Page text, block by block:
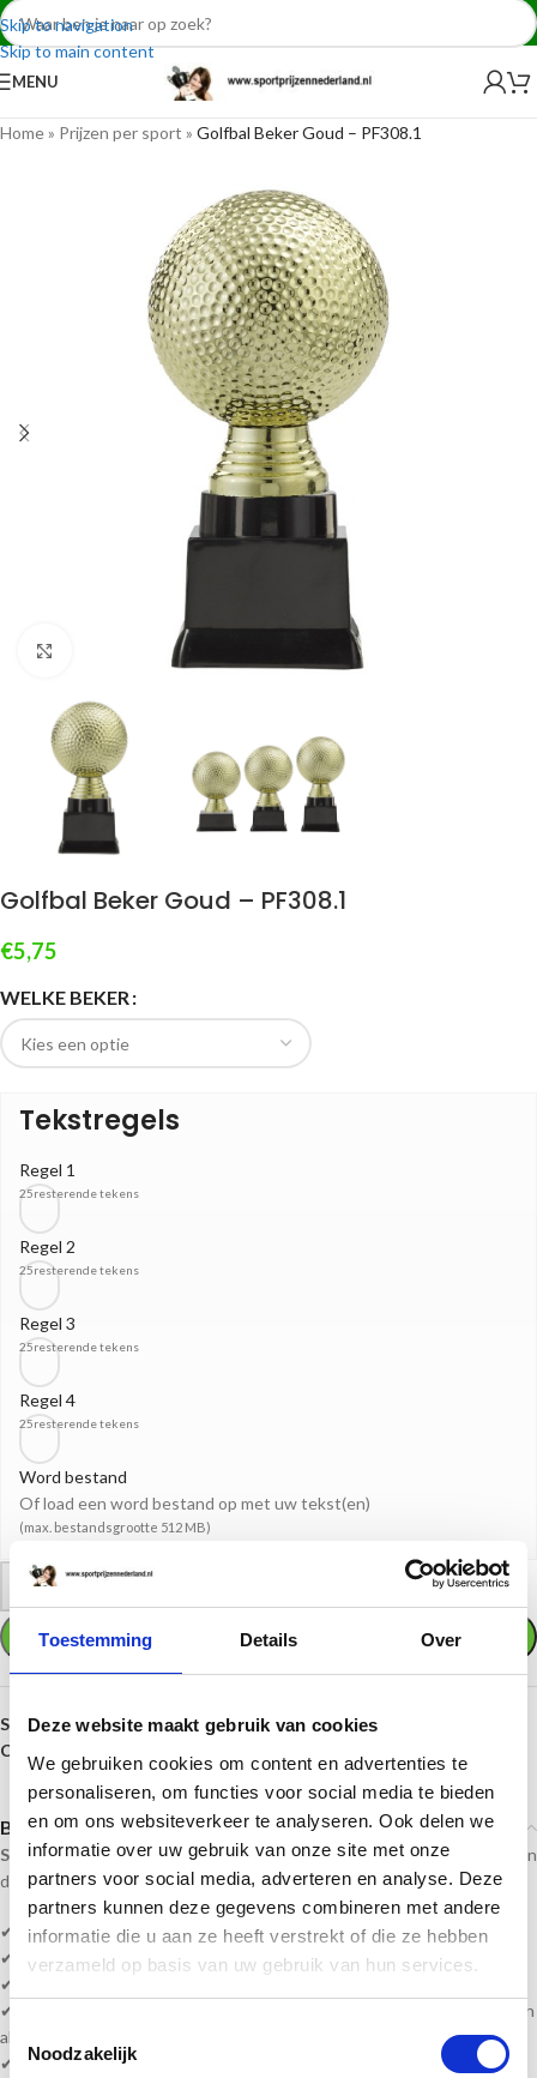
Toestemming Details Over
Deze website maakt gebruik van cookies
We gebruiken cookies om content en advertenties te
personaliseren, om functies voor social media te bieden
en om ons websiteverkeer te analyseren. Ook delen we
informatie over uw gebruik van onze site met onze
partners voor social media, adverteren en analyse. Deze
partners kunnen deze gegevens combineren met andere
informatie die u aan ze heeft verstrekt of die ze hebben
verzameld op basis van uw gebruik van hun services.
Toestemmingsselectie
Noodzakelijk
Skip to navigation
Skip to main content
MENU
Home» Prijzen per sport » Golfbal Beker Goud – PF308.1
Klik om te vergroten
Golfbal Beker Goud – PF308.1
€5,75
WELKE BEKER
Tekstregels
Regel 1
25resterende tekens
Regel 2
25resterende tekens
Regel 3
25resterende tekens
Regel 4
25resterende tekens
Word bestand
Of load een word bestand op met uw tekst(en)
(max. bestandsgrootte 512 MB)
TOEVOEGEN AAN WINKELWAGEN
SKU:PF308.1
Categorieën:
Beschrijving
Sportprijzennederland.nllevert deze prijzen direct uit voorraad. En kan
daardoorsnel geleverdworden!
✔ Golfprijzen!
✔ Geschikt voor een leuke prijsuitreiking of een ultieme waardering!
✔
✔ Heeft u veel wisselende teksten, kunt u een word bestand bijvoegen
als bijlage.
✔ Levertijd? 1-3 werkdagen of in overleg!